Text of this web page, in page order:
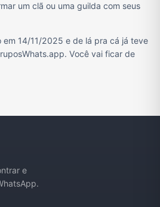
um clã ou uma guilda com seus
em 14/11/2025 e de lá pra cá já teve
Você vai ficar de
e